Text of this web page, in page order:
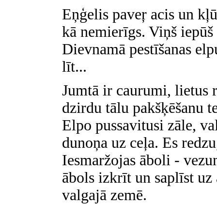
Eņģelis paveŗ acis un
kā nemierīgs. Viņš iepūš
Dievnamā pestīšanas
līt...
Jumtā ir caurumi, lietus
dzirdu tālu pakšķēšanu
Elpo pussavitusi zāle,
dunoņa uz ceļa. Es
Iesmaržojas āboli -
ābols izkrīt un saplīst
valgajā zemē.